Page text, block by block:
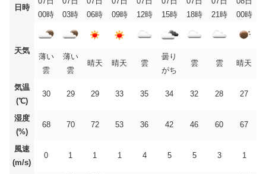
日時
00時
03時
06時
09時
12時
15時
18時
21時
00時
天気
薄い
雲
薄い
雲
晴天 晴天 雲
曇り
がち
雲 雲 晴天
気温
(℃)
30 29 29 33 35 34 32 28 27
湿度
(%)
68 70 72 53 36 42 46 60 67
風速
(m/s)
0 1 1 1 4 5 5 3 1